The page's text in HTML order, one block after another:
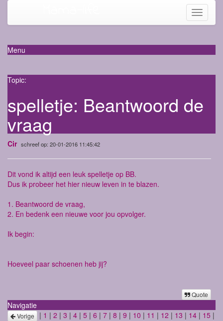
Toggle
Menu
Topic:
spelletje: Beantwoord de
vraag
Cir schreef op: 20-01-2016 11:45:42
Dit vond ik altijd een leuk spelletje op BB.
Dus ik probeer het hier nieuw leven in te blazen.
1. Beantwoord de vraag,
2. En bedenk een nieuwe voor jou opvolger.
Ik begin:
Hoeveel paar schoenen heb jij?
Quote
Navigatie
Vorige | 1 | 2 | 3 | 4 | 5 | 6 | 7 | 8 | 9 | 10 | 11 | 12 | 13 | 14 | 15 |